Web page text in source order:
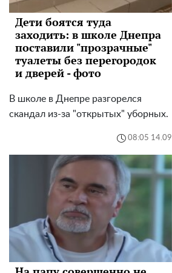
Дети боятся туда
заходить: в школе Днепра
поставили "прозрачные"
туалеты без перегородок
и дверей - фото
В школе в Днепре разгорелся
скандал из-за "открытых" уборных.
08:05 14.09